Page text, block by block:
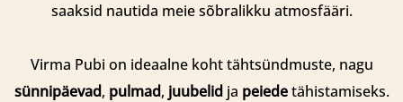
saaksid nautida meie sõbralikku atmosfääri.
Virma Pubi on ideaalne koht tähtsündmuste, nagu
sünnipäevad, pulmad, juubelid ja peiedetähistamiseks.